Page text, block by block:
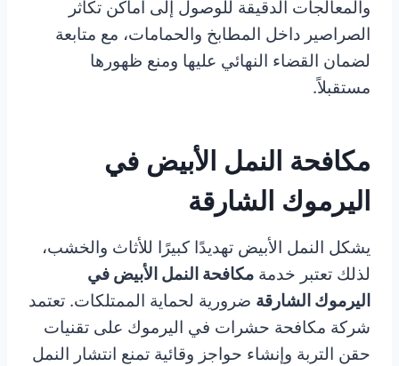
والمعالجات الدقيقة للوصول إلى أماكن تكاثر
الصراصير داخل المطابخ والحمامات، مع متابعة
لضمان القضاء النهائي عليها ومنع ظهورها
مستقبلاً.
مكافحة النمل الأبيض في
اليرموك الشارقة
يشكل النمل الأبيض تهديدًا كبيرًا للأثاث والخشب،
لذلك تعتبر خدمة مكافحة النمل الأبيض في
اليرموك الشارقة ضرورية لحماية الممتلكات. تعتمد
شركة مكافحة حشرات في اليرموك على تقنيات
حقن التربة وإنشاء حواجز وقائية تمنع انتشار النمل